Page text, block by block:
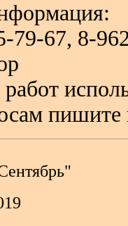
79-67, 8-